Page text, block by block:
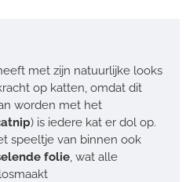
met zijn natuurlijke looks
op katten, omdat dit
worden met het
) is iedere kat er dol op.
speeltje van binnen ook
folie, wat alle